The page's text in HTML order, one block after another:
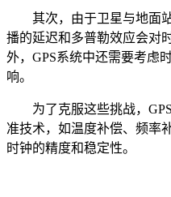
其次，由于卫星与地面站
播的延迟和多普勒效应会对
外，GPS系统中还需要考虑
响。
为了克服这些挑战，GPS
准技术，如温度补偿、频率
时钟的精度和稳定性。